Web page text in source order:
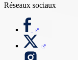
Réseaux sociaux